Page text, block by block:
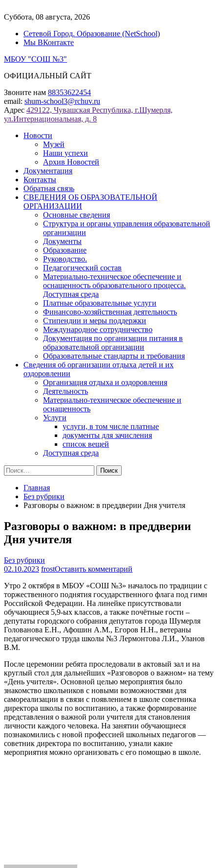
к
Суббота, 08 августа, 2026
Сетевой Город. Образование (NetSchool)
Мы ВКонтакте
МБОУ "СОШ №3"
ОФИЦИАЛЬНЫЙ САЙТ
Звоните нам 88353622454
email: shum-school3@rchuv.ru
Адрес 429122, Чувашская Республика, г.Шумерля,
ул.Интернациональная, д. 8
Новости
Музей
Наши успехи
Архив Новостей
Документация
Контакты
Обратная связь
СВЕДЕНИЯ ОБ ОБРАЗОВАТЕЛЬНОЙ
ОРГАНИЗАЦИИ
Основные сведения
Структура и органы управления образовательной
организации
Документы
Образование
Руководство.
Педагогический состав
Материально-техническое обеспечение и
оснащенность образовательного процесса.
Доступная среда
Платные образовательные услуги
Финансово-хозяйственная деятельность
Стипендии и меры поддержки
Международное сотрудничество
Документация по организации питания в
образовательной организации
Образовательные стандарты и требования
Сведения об организации отдыха детей и их
оздоровлении
Организация отдыха и оздоровления
Деятельность
Материально-техническое обеспечение и
оснащенность
Услуги
услуги, в том числе платные
документы для зачисления
список вещей
Доступная среда
Найти:
Главная
Без рубрики
Разговоры о важном: в преддверии Дня учителя
Разговоры о важном: в преддверии
Дня учителя
Без рубрики
02.10.2023 frostОставить комментарий
о
важном:
в
преддверии
Дня
учителя
Утро 2 октября в МБОУ «СОШ №3» началось по традиции с
торжественного поднятия государственного флага под гимн
Российской Федерации. На линейке присутствовали
обучающиеся 5,9-ых классов, а также почётные гости –
депутаты городского собрания депутатов города Шумерля
Голованова Е.Н., Афошин А.М., Егоров Н.Н., ветераны
педагогического труда школы №3 Лермонтова Л.И., Уланов
В.М.
После церемонии ребята проследовали в актовый зал и на
круглый стол для дальнейших «Разговоров о важном» на тему
«День учителя». Основной целью мероприятия было
знакомство школьников с новыми возможностями для
самореализации в связи с появлением в школе советника
директора школы по воспитанию, а также формирование
представления о важной роли учителя для становления
личности каждого человека. На занятии обучающиеся
познакомились с новой профессией школьных педагогов —
советник директора по воспитанию, узнали какие
мероприятия можно организовать с его помощью в школе.